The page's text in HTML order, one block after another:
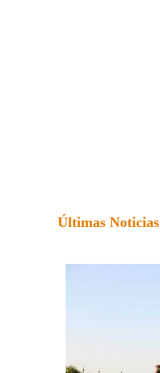
Últimas Noticias